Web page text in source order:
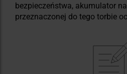
bezpieczeństwa, akumulator
przeznaczonej do tego torbie